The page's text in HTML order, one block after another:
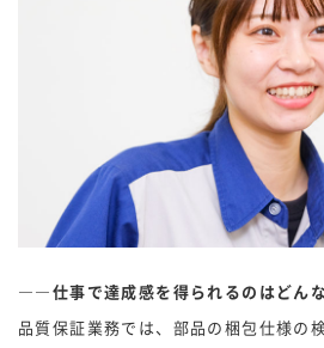
――仕事で達成感を得られるのはどん
品質保証業務では、部品の梱包仕様の